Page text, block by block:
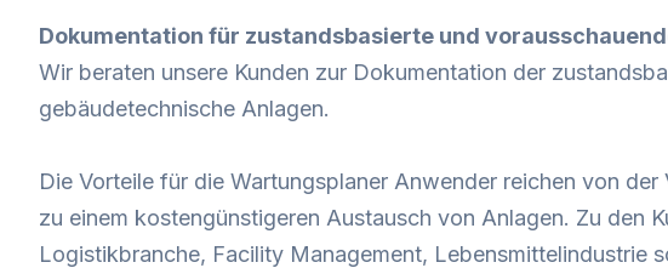
Dokumentation für zustandsbasierte und
Wir beraten unsere Kunden zur Dokumentation der
gebäudetechnische Anlagen.
Die Vorteile für die Wartungsplaner Anwender reichen von
zu einem kostengünstigeren Austausch von Anlagen. Zu den
Logistikbranche, Facility Management, Lebensmittelindustrie